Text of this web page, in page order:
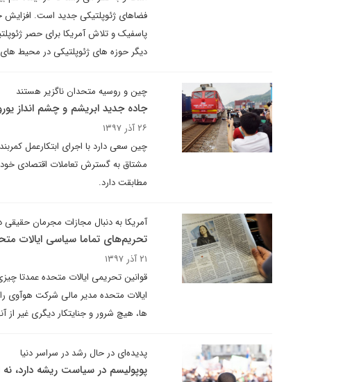
فضاهای ژئوپلتیکی جدید است.
پاسفیک و تلاش آمریکا برای حصر
دیگر حوزه های ژئوپلتیکی در محیط
چین و روسیه متحدان ناگزیر هستند
جاده جدید ابریشم و چشم انداز
۲۶ آذر ۱۳۹۷
چین سعی دارد با اجرای ابتکارعمل
مشتاق به گسترش تعاملات اقتصادی
مطابقت دارد.
آمریکا به دنبال مجازات مجرمان حقیقی
تحریم‌های تماما سیاسی ایالات
۲۱ آذر ۱۳۹۷
قوانین تحریمی ایالات متحده عمدتا
ایالات متحده مدیر مالی شرکت هوآوی
ها، هیچ شرور و جنایتکار دیگری غیر از
پدیده‌ای در حال رشد در سراسر دنیا
پوپولیسم در سیاست ریشه دارد، نه